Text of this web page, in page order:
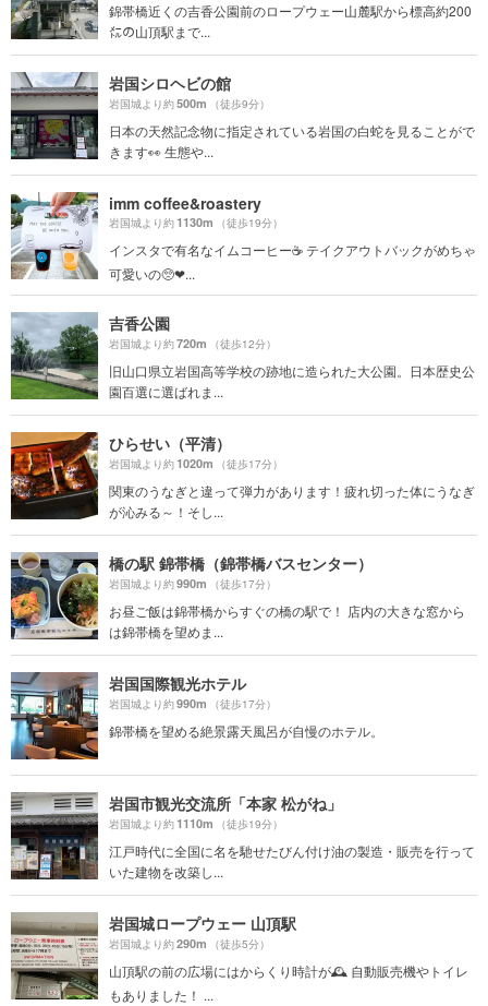
錦帯橋近くの吉香公園前のロープウェー山麓駅から標高約200
㍍の山頂駅まで...
岩国シロヘビの館
岩国城より約500m （徒歩9分）
日本の天然記念物に指定されている岩国の白蛇を見ることがで
きます👀 生態や...
imm coffee&roastery
岩国城より約1130m （徒歩19分）
インスタで有名なイムコーヒー☕️ テイクアウトバックがめちゃ
可愛いの🥺❤...
吉香公園
岩国城より約720m （徒歩12分）
旧山口県立岩国高等学校の跡地に造られた大公園。日本歴史公
園百選に選ばれま...
ひらせい（平清）
岩国城より約1020m （徒歩17分）
関東のうなぎと違って弾力があります！疲れ切った体にうなぎ
が沁みる～！そし...
橋の駅 錦帯橋（錦帯橋バスセンター）
岩国城より約990m （徒歩17分）
お昼ご飯は錦帯橋からすぐの橋の駅で！ 店内の大きな窓から
は錦帯橋を望めま...
岩国国際観光ホテル
岩国城より約990m （徒歩17分）
錦帯橋を望める絶景露天風呂が自慢のホテル。
岩国市観光交流所「本家 松がね」
岩国城より約1110m （徒歩19分）
江戸時代に全国に名を馳せたびん付け油の製造・販売を行って
いた建物を改築し...
岩国城ロープウェー 山頂駅
岩国城より約290m （徒歩5分）
山頂駅の前の広場にはからくり時計が🕰 自動販売機やトイレ
もありました！ ...